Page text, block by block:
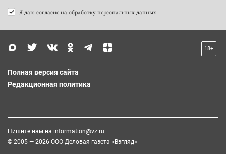
Я даю согласие на обработку персональных данных
18+
Полная версия сайта
Редакционная политика
Пишите нам на information@vz.ru
© 2005 — 2026 ООО Деловая газета «Взгляд»